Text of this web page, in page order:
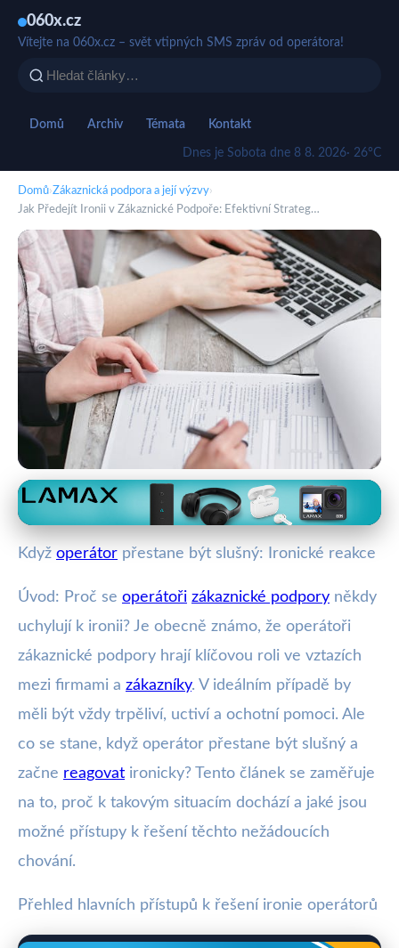
060x.cz
Vítejte na 060x.cz – svět vtipných SMS zpráv od operátora!
Domů Archiv Témata Kontakt
Dnes je Sobota dne 8 8. 2026· 26°C
Domů›Zákaznická podpora a její výzvy›
Jak Předejít Ironii v Zákaznické Podpoře: Efektivní Strateg…
Zákaznická podpora a její výzvy
Jak Předejít Ironii v Zákaznické
Když operátor přestane být slušný: Ironické reakce
Úvod: Proč se operátoři zákaznické podpory někdy
uchylují k ironii? Je obecně známo, že operátoři
zákaznické podpory hrají klíčovou roli ve vztazích
mezi firmami a zákazníky. V ideálním případě by
měli být vždy trpěliví, uctiví a ochotní pomoci. Ale
co se stane, když operátor přestane být slušný a
začne reagovat ironicky? Tento článek se zaměřuje
na to, proč k takovým situacím dochází a jaké jsou
možné přístupy k řešení těchto nežádoucích
chování.
Přehled hlavních přístupů k řešení ironie operátorů